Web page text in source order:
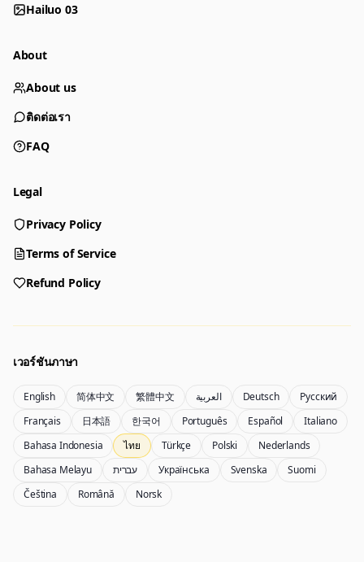
Hailuo 03
About
About us
ติดต่อเรา
FAQ
Legal
Privacy Policy
Terms of Service
Refund Policy
เวอร์ชันภาษา
English 简体中文 繁體中文 العربية Deutsch
Русский
Français
日本語 한국어 Português Español
Italiano
Bahasa Indonesia
ไทย Türkçe Polski
Nederlands
Bahasa Melayu
עברית Українська Svenska
Suomi
Čeština
Română Norsk
Generator
Choose a tool to start creating
Generator Nano Banana 2
Generate quickly with Lite
GPT Image 2